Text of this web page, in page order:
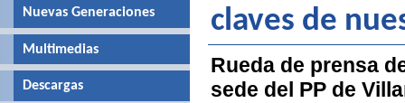
claves de
Rueda de prensa
sede del PP de
Nuevas Generaciones
Multimedias
Descargas